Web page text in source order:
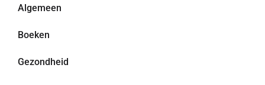
Algemeen
Boeken
Gezondheid